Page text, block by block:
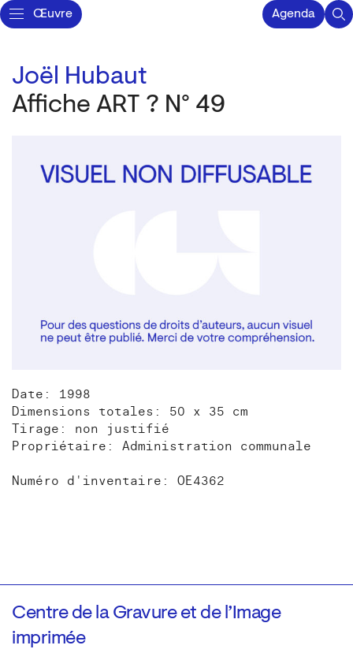
Œuvre Agenda
Joël Hubaut
Affiche ART ? N° 49
Date: 1998
Dimensions totales: 50 x 35 cm
Tirage: non justifié
Propriétaire: Administration communale
Numéro d'inventaire: OE4362
Centre de la Gravure et de l’Image
imprimée